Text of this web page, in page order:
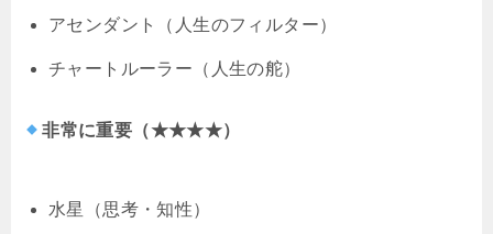
アセンダント（人生のフィルター）
チャートルーラー（人生の舵）
非常に重要（★★★★）
水星（思考・知性）